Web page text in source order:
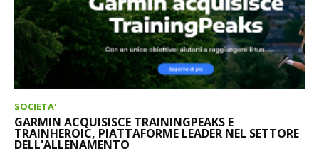
SOCIETA'
GARMIN ACQUISISCE TRAININGPEAKS E
TRAINHEROIC, PIATTAFORME LEADER NEL SETTORE
DELL'ALLENAMENTO